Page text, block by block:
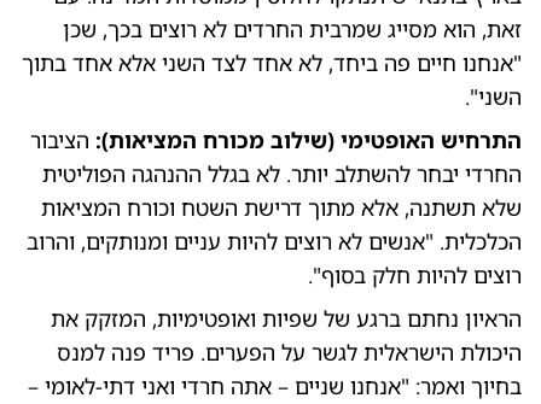
זאת, הוא מסייג שמרבית החרדים לא רוצים בכך, שכן
"אנחנו חיים פה ביחד, לא אחד לצד השני אלא אחד בתוך
השני".
התרחיש האופטימי (שילוב מכורח המציאות): הציבור
החרדי יבחר להשתלב יותר. לא בגלל ההנהגה הפוליטית
שלא תשתנה, אלא מתוך דרישת השטח וכורח המציאות
הכלכלית. "אנשים לא רוצים להיות עניים ומנותקים, והרוב
רוצים להיות חלק בסוף".
הראיון נחתם ברגע של שפיות ואופטימיות, המזקק את
היכולת הישראלית לגשר על הפערים. פריד פנה למנס
בחיוך ואמר: "אנחנו שניים – אתה חרדי ואני דתי-לאומי –